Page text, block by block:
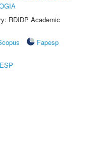
RDIDP Academic
Fapesp